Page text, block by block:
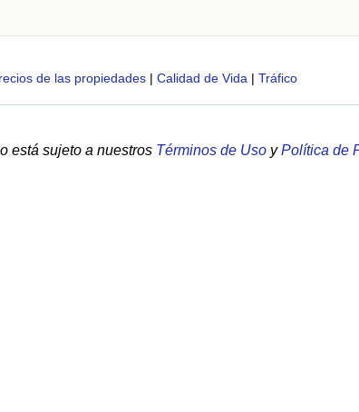
de las propiedades | Calidad de Vida | Tráfico
está sujeto a nuestros Términos de Uso yPolítica de